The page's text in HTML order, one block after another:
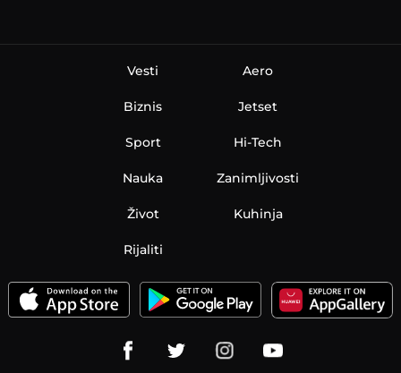
Vesti
Biznis
Sport
Nauka
Aero
Jetset
Hi-Tech
Zanimljivosti
Život Kuhinja
Rijaliti